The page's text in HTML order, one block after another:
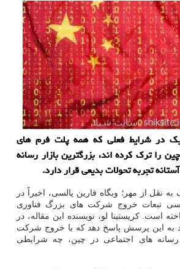
در شرایط فعلی که همه پلت فرم های
را ترک کرده اند، بزرگترین بازار رسانه
تجربه تحولات بدیعی قرار دارد.
نقل از مهر؛ وبگاه فارین پالسی، اخیراً در
تبعات خروج شرکت های بزرگ فناوری
است. کریستینا لو، نویسنده این مقاله، در
به این پرسش پاسخ دهد که با خروج شرکت
رسانه های اجتماعی در چین، چه شرایطی